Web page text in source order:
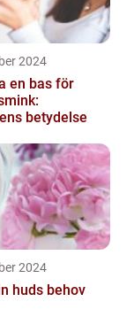
2024
en bas för
betydelse
2024
huds behov